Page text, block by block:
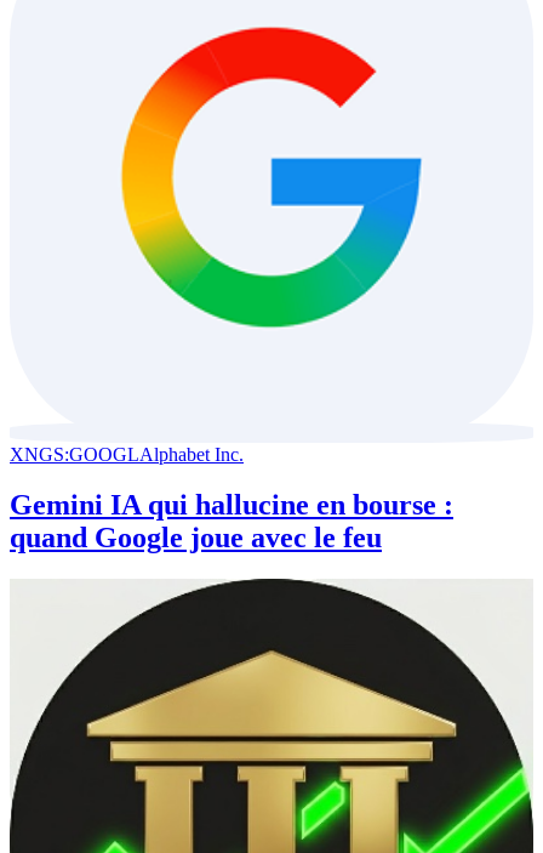
XNGS:GOOGLAlphabet Inc.
Gemini IA qui hallucine en bourse :
quand Google joue avec le feu